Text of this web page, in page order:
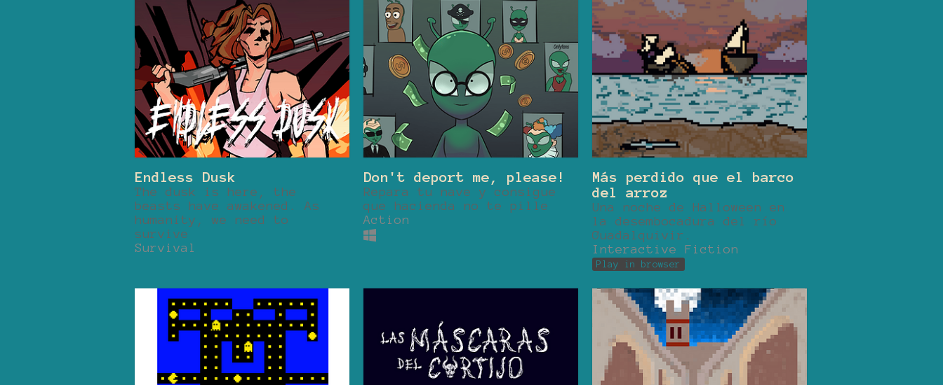
Endless Dusk
The dusk is here, the
beasts have awakened. As
humanity, we need to
survive
Survival
Don't deport me, please!
Repara tu nave y consigue
que hacienda no te pille
Action
Más perdido que el barco
del arroz
Una noche de Halloween en
la desembocadura del río
Guadalquivir.
Interactive Fiction
Play in browser